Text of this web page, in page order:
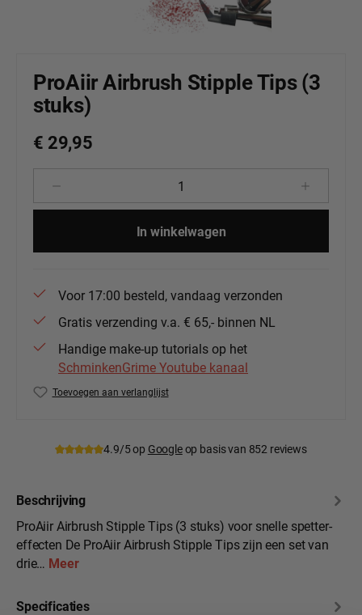
ProAiir Airbrush Stipple Tips (3
stuks)
€ 29,95
Producthoeveelheid: Voer de
In winkelwagen
Voor 17:00 besteld, vandaag verzonden
Gratis verzending v.a. € 65,- binnen NL
Handige make-up tutorials op het
SchminkenGrime Youtube kanaal
Toevoegen aan verlanglijst
4.9/5 op Googleop basis van 852 reviews
Beschrijving
ProAiir Airbrush Stipple Tips (3 stuks) voor snelle spetter-
effecten De ProAiir Airbrush Stipple Tips zijn een set van
drie… Meer
Specificaties